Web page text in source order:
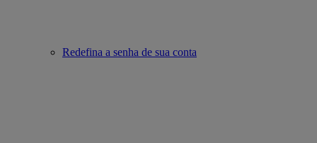
Redefina a senha de sua conta